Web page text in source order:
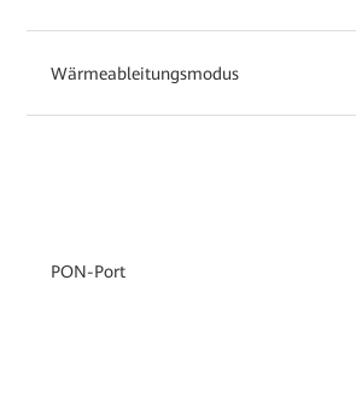
Wärmeableitungsmodus
PON-Port